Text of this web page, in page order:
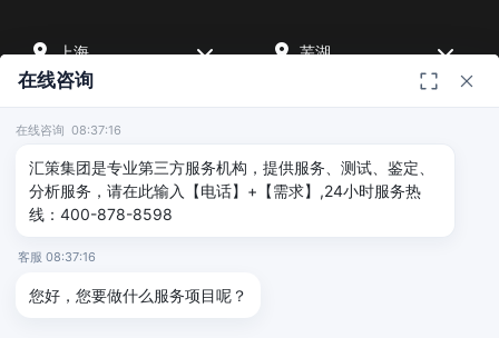
上海 芜湖
北京 武汉
友情链接
广州海沣检测 汇策可靠性检测
在线咨询
在线咨询 08:37:16
汇策集团是专业第三方服务机构，提供服务、测试、鉴定、
分析服务，请在此输入【电话】+【需求】,24小时服务热
线：400-878-8598
客服 08:37:16
您好，您要做什么服务项目呢？